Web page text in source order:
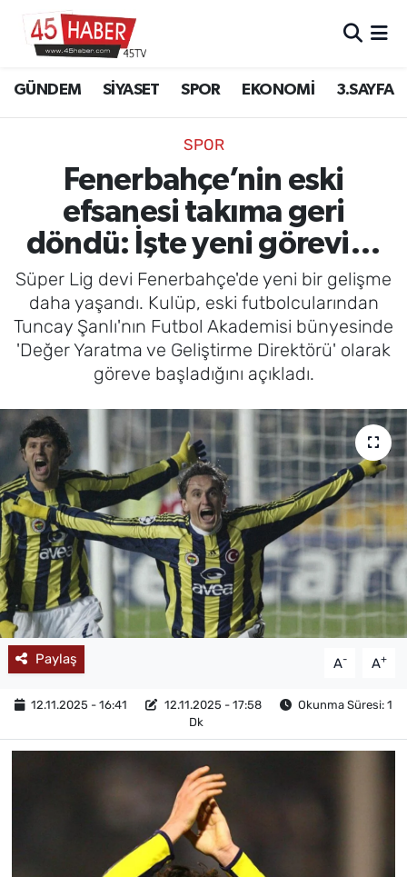
GÜNDEM SİYASET SPOR EKONOMİ 3.SAYFA
SPOR
Fenerbahçe’nin eski
efsanesi takıma geri
döndü: İşte yeni görevi…
Süper Lig devi Fenerbahçe'de yeni bir gelişme
daha yaşandı. Kulüp, eski futbolcularından
Tuncay Şanlı'nın Futbol Akademisi bünyesinde
'Değer Yaratma ve Geliştirme Direktörü' olarak
göreve başladığını açıkladı.
Paylaş A- A+
12.11.2025 - 16:41 12.11.2025 - 17:58
Okunma Süresi: 1
Dk
SİYASET
EKONOMİ
3.SAYFA
EĞİTİM
SAĞLIK
MAGAZİN
Manisa Hava Durumu
Manisa Trafik Yoğunluk Haritası
Süper Lig Puan Durumu ve Fikstür
Tüm Manşetler
Son Dakika Haberleri